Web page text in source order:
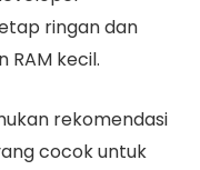
ringan dan
RAM kecil.
rekomendasi
cocok untuk